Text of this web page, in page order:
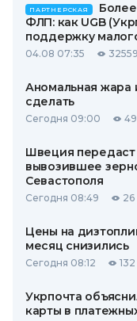
ПАРТНЕРСКАЯ
ФЛП: как UGB
поддержку
04.08 07:35 32559
Аномальная жара
сделать
Сегодня 09:00 49
Швеция передаст
вывозившее
Севастополя
Сегодня 08:49 26
Цены на
месяц снизились
Сегодня 08:12 132
Укрпочта
карты в